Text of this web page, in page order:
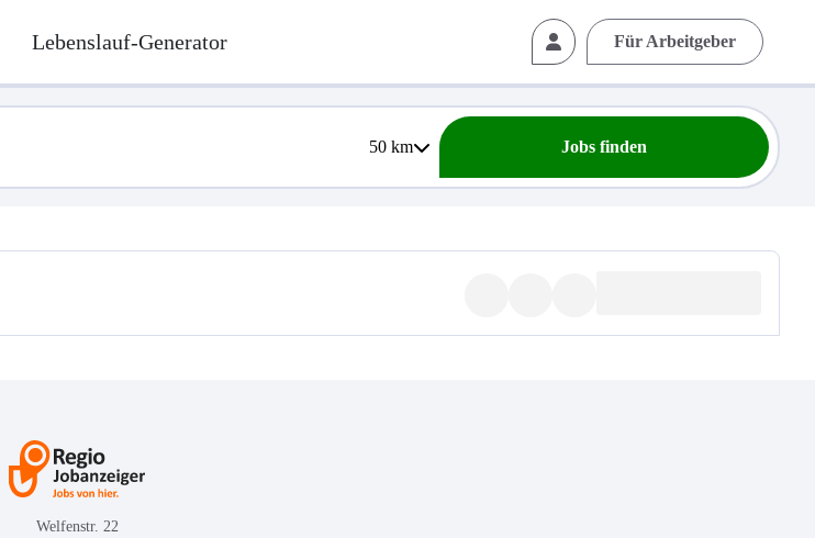
Lebenslauf-Generator Für Arbeitgeber
50km Jobs finden
Welfenstr. 22